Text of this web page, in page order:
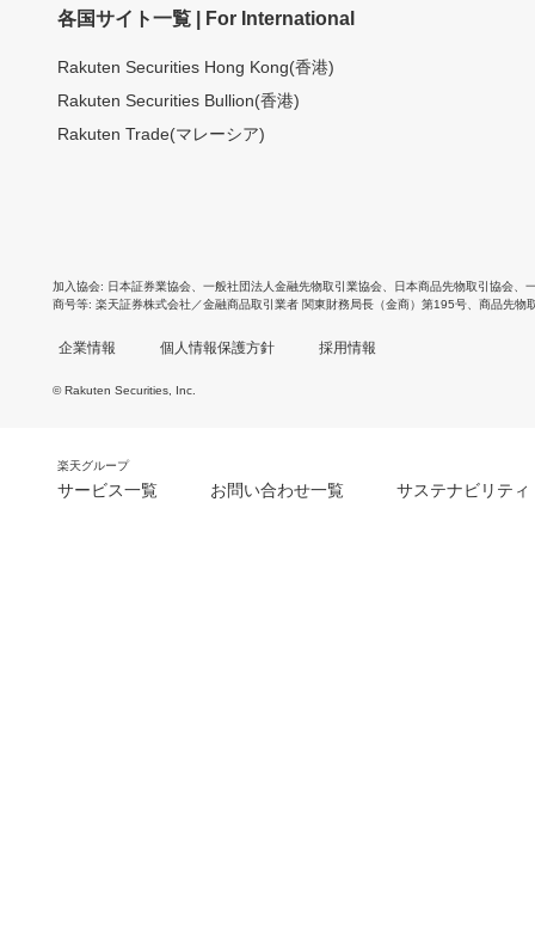
各国サイト一覧 | For International
Rakuten Securities Hong Kong(香港)
Rakuten Securities Bullion(香港)
Rakuten Trade(マレーシア)
加入協会 日本証券業協会 一般社団法人金融先物取引業協会 日本商品先物取引協会
商号等 楽天証券株式会社／金融商品取引業者 関東財務局長（金商）第195号、商品先物
企業情報 個人情報保護方針 採用情報
© Rakuten Securities, Inc.
楽天グループ
サービス一覧 お問い合わせ一覧 サステナビリティ